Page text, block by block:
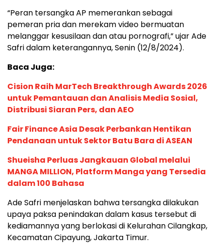
“Peran tersangka AP memerankan sebagai
pemeran pria dan merekam video bermuatan
melanggar kesusilaan dan atau pornografi,” ujar Ade
Safri dalam keterangannya, Senin (12/8/2024).
Baca Juga:
Cision Raih MarTech Breakthrough Awards 2026
untuk Pemantauan dan Analisis Media Sosial,
Distribusi Siaran Pers, dan AEO
Fair Finance Asia Desak Perbankan Hentikan
Pendanaan untuk Sektor Batu Bara di ASEAN
Shueisha Perluas Jangkauan Global melalui
MANGA MILLION, Platform Manga yang Tersedia
dalam 100 Bahasa
Ade Safri menjelaskan bahwa tersangka dilakukan
upaya paksa penindakan dalam kasus tersebut di
kediamannya yang berlokasi di Kelurahan Cilangkap,
Kecamatan Cipayung, Jakarta Timur.